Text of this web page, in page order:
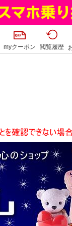
myクーポン 閲覧履歴